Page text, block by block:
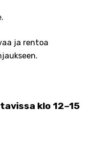
ja rentoa
klo 12–15